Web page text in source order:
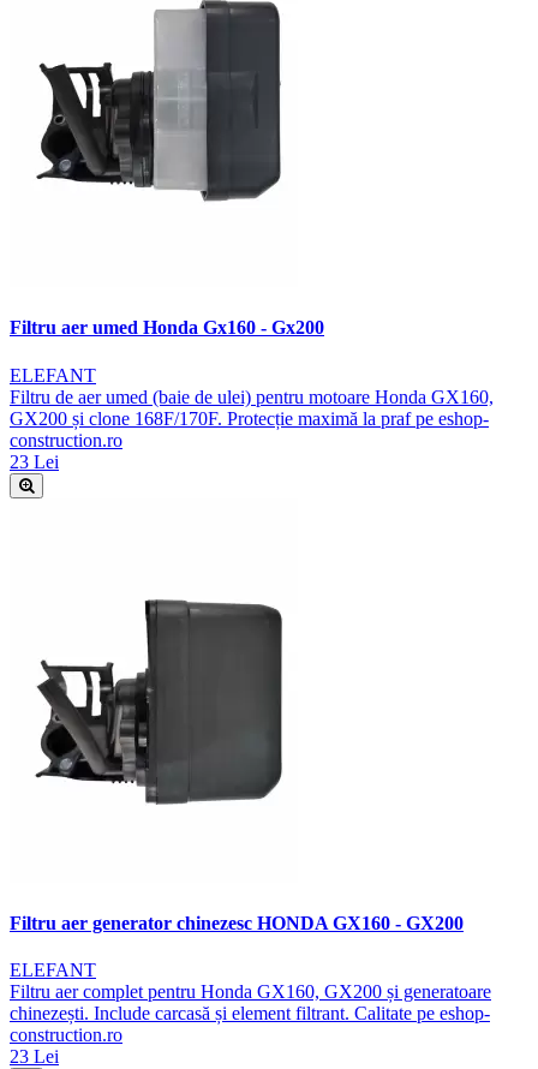
Filtru aer umed Honda Gx160 - Gx200
ELEFANT
Filtru de aer umed (baie de ulei) pentru motoare Honda GX160,
GX200 și clone 168F/170F. Protecție maximă la praf pe eshop-
construction.ro
23 Lei
Filtru aer generator chinezesc HONDA GX160 - GX200
ELEFANT
Filtru aer complet pentru Honda GX160, GX200 și generatoare
chinezești. Include carcasă și element filtrant. Calitate pe eshop-
construction.ro
23 Lei